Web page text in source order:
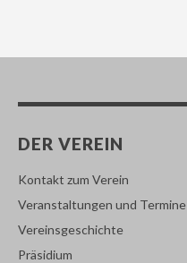
DER VEREIN
Kontakt zum Verein
Veranstaltungen und Termine
Vereinsgeschichte
Präsidium